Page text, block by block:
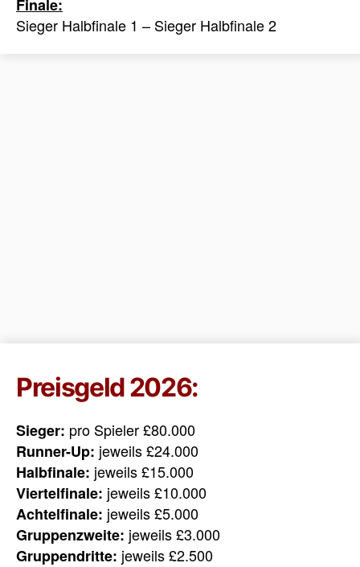
Finale:
Sieger Halbfinale 1 – Sieger Halbfinale 2
Preisgeld 2026:
Sieger: pro Spieler £80.000
Runner-Up: jeweils £24.000
Halbfinale: jeweils £15.000
Viertelfinale: jeweils £10.000
Achtelfinale: jeweils £5.000
Gruppenzweite: jeweils £3.000
Gruppendritte: jeweils £2.500